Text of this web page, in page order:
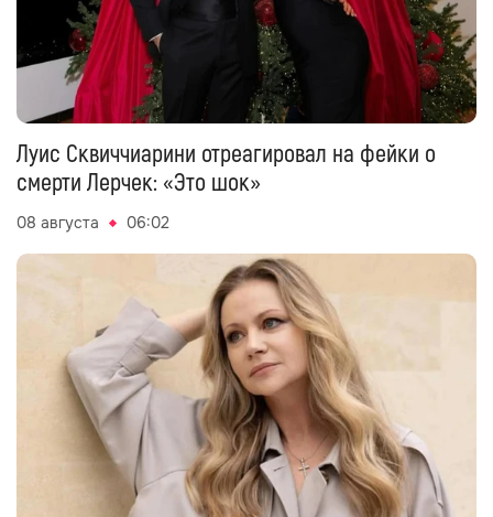
Луис Сквиччиарини отреагировал на фейки о
смерти Лерчек: «Это шок»
08 августа 06:02